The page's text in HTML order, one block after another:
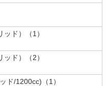
ド）（1）
ド）（2）
ド/1200cc)（1）